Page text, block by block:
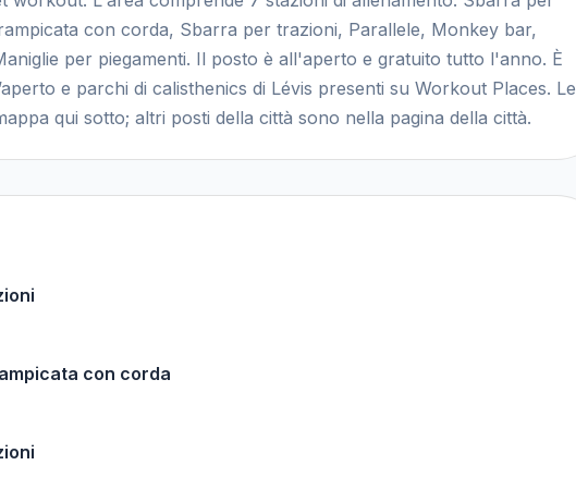
con corda, Sbarra per trazioni, Parallele, Monkey bar,
per piegamenti. Il posto è all'aperto e gratuito tutto l'anno. È
e parchi di calisthenics di Lévis presenti su Workout Places. Le
qui sotto; altri posti della città sono nella pagina della città.
con corda